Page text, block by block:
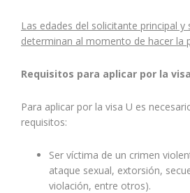
Las edades del solicitante principal y
determinan al momento de hacer la
Requisitos para aplicar por la
Para aplicar por la visa U es
requisitos:
Ser víctima de un crimen
ataque sexual, extorsión,
violación, entre otros).